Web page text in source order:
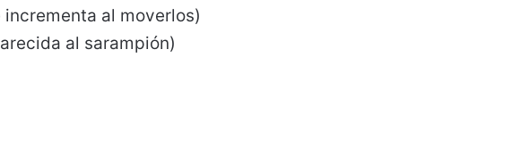
al moverlos)
al sarampión)